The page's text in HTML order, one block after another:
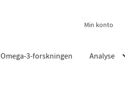
Min konto
Omega-3-forskningen Analyse